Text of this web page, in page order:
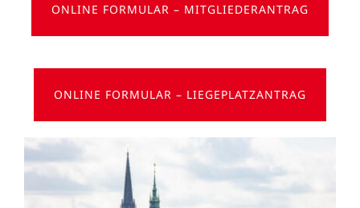
ONLINE FORMULAR – MITGLIEDERANTRAG
ONLINE FORMULAR – LIEGEPLATZANTRAG